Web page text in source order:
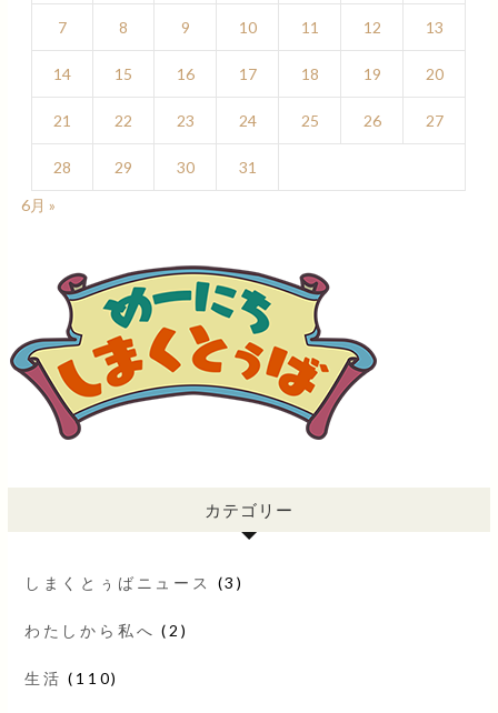
7 8 9 10 11 12 13
14 15 16 17 18 19 20
21 22 23 24 25 26 27
28 29 30
31
6月 »
カテゴリー
しまくとぅばニュース (3)
わたしから私へ (2)
生活 (110)